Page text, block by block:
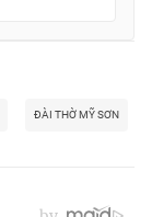
ĐÀI THỜ MỸ SƠN